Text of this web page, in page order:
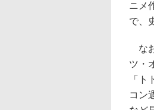
ニメ
で、
な
ツ・
「
コン